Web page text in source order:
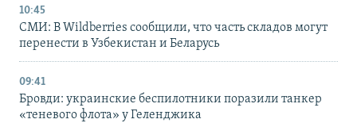
10:45
СМИ: В Wildberries сообщили, что часть складов могут
перенести в Узбекистан и Беларусь
09:41
Бровди: украинские беспилотники поразили танкер
«теневого флота» у Геленджика